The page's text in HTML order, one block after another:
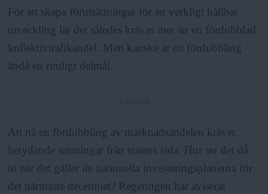
För att skapa förutsättningar för en verkligt hållbar
utveckling lär det således krävas mer än en fördubblad
kollektivtrafikandel. Men kanske är en fördubbling
ändå ett rimligt delmål.
Att nå en fördubbling av marknadsandelen kräver
betydande satsningar från statens sida. Hur ser det då
ut när det gäller de nationella investeringsplanerna för
det närmaste decenniet? Regeringen har aviserat